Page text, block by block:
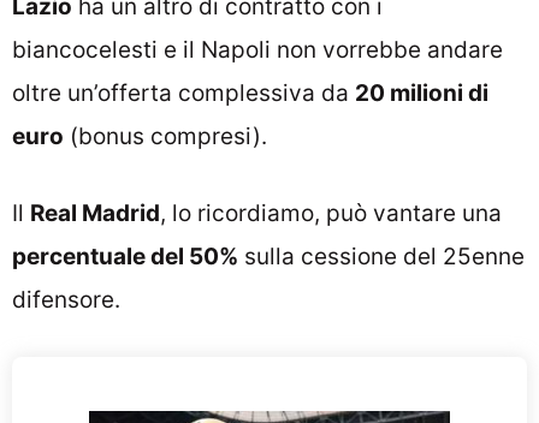
Lazio ha un altro di contratto con i
biancocelesti e il Napoli non vorrebbe andare
oltre un’offerta complessiva da 20 milioni di
euro (bonus compresi).
Il Real Madrid, lo ricordiamo, può vantare una
percentuale del 50% sulla cessione del 25enne
difensore.